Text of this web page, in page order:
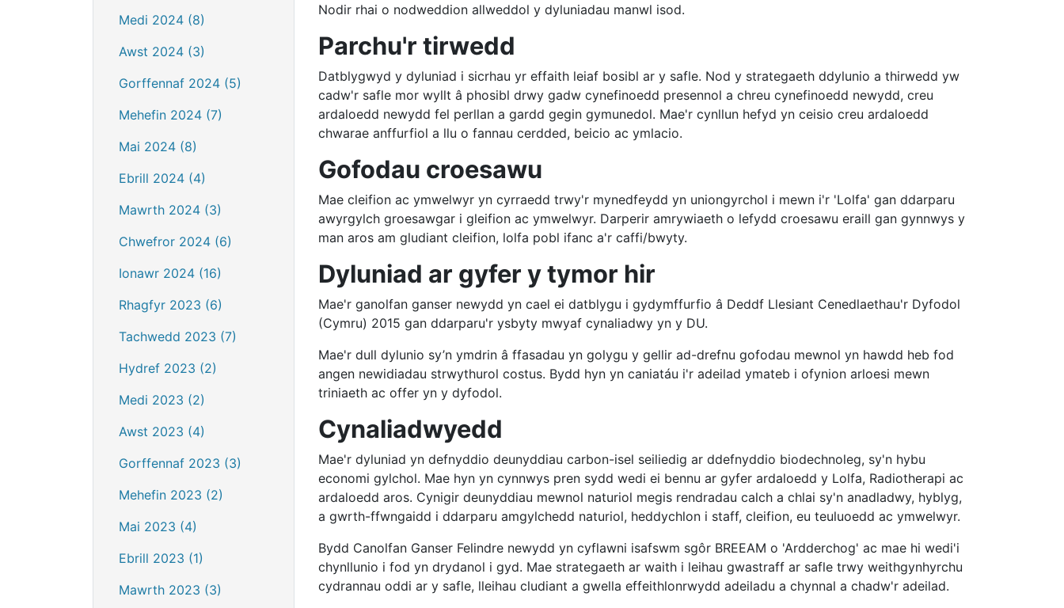
Medi 2024 (8)
Awst 2024 (3)
Gorffennaf 2024 (5)
Mehefin 2024 (7)
Mai 2024 (8)
Ebrill 2024 (4)
Mawrth 2024 (3)
Chwefror 2024 (6)
Ionawr 2024 (16)
Rhagfyr 2023 (6)
Tachwedd 2023 (7)
Hydref 2023 (2)
Medi 2023 (2)
Awst 2023 (4)
Gorffennaf 2023 (3)
Mehefin 2023 (2)
Mai 2023 (4)
Ebrill 2023 (1)
Mawrth 2023 (3)
Nodir rhai o nodweddion allweddol y dyluniadau manwl isod.
Parchu'r tirwedd
Datblygwyd y dyluniad i sicrhau yr effaith leiaf bosibl ar y safle. Nod y strategaeth ddylunio a thirwedd yw
cadw'r safle mor wyllt â phosibl drwy gadw cynefinoedd presennol a chreu cynefinoedd newydd, creu
ardaloedd newydd fel perllan a gardd gegin gymunedol. Mae'r cynllun hefyd yn ceisio creu ardaloedd
chwarae anffurfiol a llu o fannau cerdded, beicio ac ymlacio.
Gofodau croesawu
Mae cleifion ac ymwelwyr yn cyrraedd trwy'r mynedfeydd yn uniongyrchol i mewn i'r 'Lolfa' gan ddarparu
awyrgylch groesawgar i gleifion ac ymwelwyr. Darperir amrywiaeth o lefydd croesawu eraill gan gynnwys y
man aros am gludiant cleifion, lolfa pobl ifanc a'r caffi/bwyty.
Dyluniad ar gyfer y tymor hir
Mae'r ganolfan ganser newydd yn cael ei datblygu i gydymffurfio â Deddf Llesiant Cenedlaethau'r Dyfodol
(Cymru) 2015 gan ddarparu'r ysbyty mwyaf cynaliadwy yn y DU.
Mae'r dull dylunio sy’n ymdrin â ffasadau yn golygu y gellir ad-drefnu gofodau mewnol yn hawdd heb fod
angen newidiadau strwythurol costus. Bydd hyn yn caniatáu i'r adeilad ymateb i ofynion arloesi mewn
triniaeth ac offer yn y dyfodol.
Cynaliadwyedd
Mae'r dyluniad yn defnyddio deunyddiau carbon-isel seiliedig ar ddefnyddio biodechnoleg, sy'n hybu
economi gylchol. Mae hyn yn cynnwys pren sydd wedi ei bennu ar gyfer ardaloedd y Lolfa, Radiotherapi ac
ardaloedd aros. Cynigir deunyddiau mewnol naturiol megis rendradau calch a chlai sy'n anadladwy, hyblyg,
a gwrth-ffwngaidd i ddarparu amgylchedd naturiol, heddychlon i staff, cleifion, eu teuluoedd ac ymwelwyr.
Bydd Canolfan Ganser Felindre newydd yn cyflawni isafswm sgôr BREEAM o 'Ardderchog' ac mae hi wedi'i
chynllunio i fod yn drydanol i gyd. Mae strategaeth ar waith i leihau gwastraff ar safle trwy weithgynhyrchu
cydrannau oddi ar y safle, lleihau cludiant a gwella effeithlonrwydd adeiladu a chynnal a chadw'r adeilad.